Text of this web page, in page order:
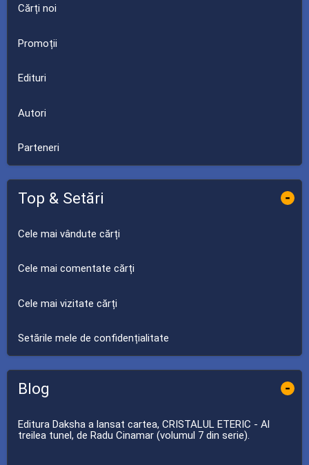
Cărți noi
Promoții
Edituri
Autori
Parteneri
Top & Setări -
Cele mai vândute cărți
Cele mai comentate cărți
Cele mai vizitate cărți
Setările mele de confidențialitate
Blog -
Editura Daksha a lansat cartea, CRISTALUL ETERIC - Al
treilea tunel, de Radu Cinamar (volumul 7 din serie).